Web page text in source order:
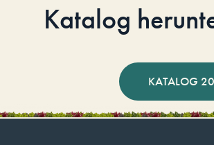
Katalog
KATALOG